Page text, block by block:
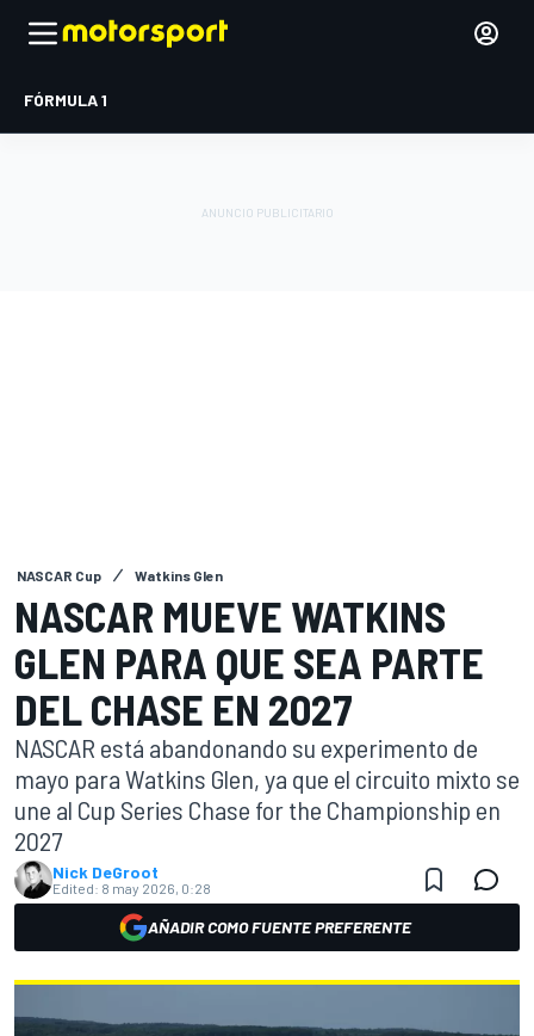
FÓRMULA 1
NASCAR Cup Watkins Glen
NASCAR MUEVE WATKINS
GLEN PARA QUE SEA PARTE
DEL CHASE EN 2027
NASCAR está abandonando su experimento de
mayo para Watkins Glen, ya que el circuito mixto se
une al Cup Series Chase for the Championship en
2027
Nick DeGroot
Edited: 8 may 2026, 0:28
AÑADIR COMO FUENTE PREFERENTE